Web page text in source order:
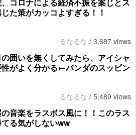
た策がカッコよすぎる！！
るなるな / 3,687 views
囲いを無くしてみたら、アイシャ
性がよく分かる←パンダのスッピン
るなるな / 5,489 views
音楽をラスボス風に！！このラス
る気がしないww